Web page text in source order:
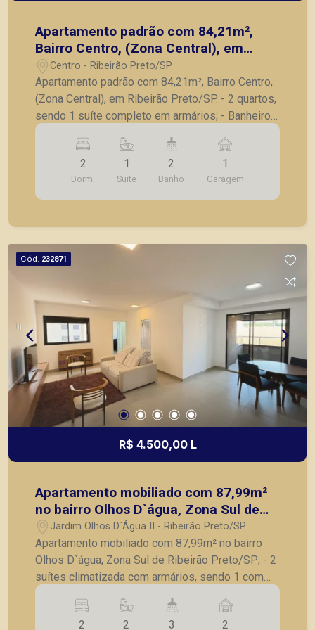
Apartamento padrão com 84,21m²,
Bairro Centro, (Zona Central), em
Ribeirão Preto/SP.
Centro - Ribeirão Preto/SP
Apartamento padrão com 84,21m², Bairro Centro,
(Zona Central), em Ribeirão Preto/SP. - 2 quartos,
sendo 1 suíte completo em armários; - Banheiro
social; - Sala para 2 ambientes; - Cozinha
planejada conceito aberto; - Lavanderia; - Sacada;
- 1 vaga de garagem. A Piramid tem como
objetivo atender seus clientes com agilidade e
segurança, em locação, vendas de imóveis
2
Dorm.
1
Suite
2
Banho
1
Garagem
Cód. 232871
R$ 4.500,00 L
Apartamento mobiliado com 87,99m²
no bairro Olhos D`água, Zona Sul de
Ribeirão Preto/SP;
Jardim Olhos D`Água II - Ribeirão Preto/SP
Apartamento mobiliado com 87,99m² no bairro
Olhos D`água, Zona Sul de Ribeirão Preto/SP; - 2
suítes climatizada com armários, sendo 1 com
cama de casal; - Lavabo; - Sala para 2 ambientes
com sofá, rack e mesa; - Varanda gourmet
2 2 3 2